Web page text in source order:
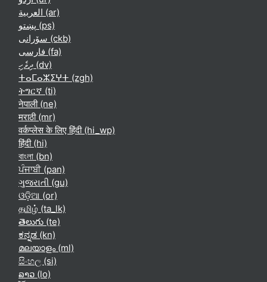
العربية ‎(ar)‎
پښتو ‎(ps)‎
سۆرانی ‎(ckb)‎
فارسی ‎(fa)‎
ދިވެހި ‎(dv)‎
ⵜⴰⵎⴰⵣⵉⵖⵜ ‎(zgh)‎
ትግርኛ ‎(ti)‎
नेपाली ‎(ne)‎
मराठी ‎(mr)‎
वर्कप्लेस के लिए हिंदी ‎(hi_wp)‎
हिंदी ‎(hi)‎
বাংলা ‎(bn)‎
ਪੰਜਾਬੀ ‎(pan)‎
ગુજરાતી ‎(gu)‎
ଓଡ଼ିଆ ‎(or)‎
தமிழ் ‎(ta_lk)‎
తెలుగు ‎(te)‎
ಕನ್ನಡ ‎(kn)‎
മലയാളം ‎(ml)‎
සිංහල ‎(si)‎
ລາວ ‎(lo)‎